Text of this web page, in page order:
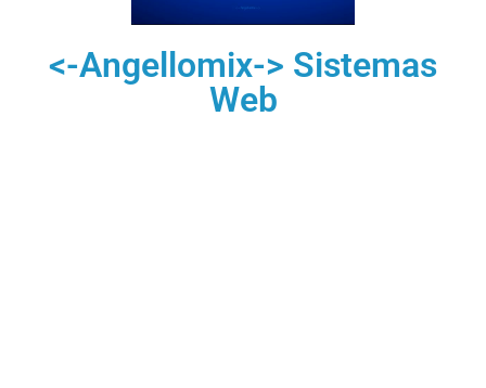
<-Angellomix-> Sistemas
Web